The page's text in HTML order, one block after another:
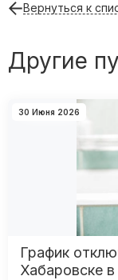
Вернуться к
Другие
30 Июня 2026
График
Хабаровске